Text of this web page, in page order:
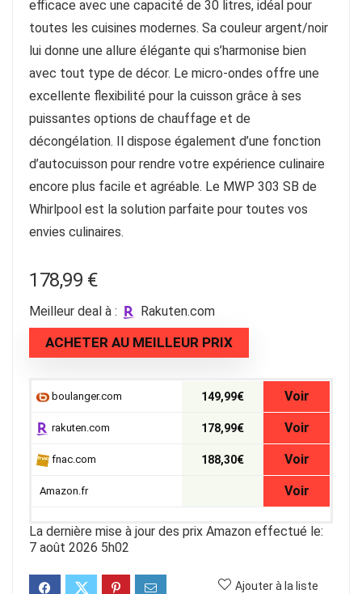
efficace avec une capacité de 30 litres, idéal pour
toutes les cuisines modernes. Sa couleur argent/noir
lui donne une allure élégante qui s’harmonise bien
avec tout type de décor. Le micro-ondes offre une
excellente flexibilité pour la cuisson grâce à ses
puissantes options de chauffage et de
décongélation. Il dispose également d’une fonction
d’autocuisson pour rendre votre expérience culinaire
encore plus facile et agréable. Le MWP 303 SB de
Whirlpool est la solution parfaite pour toutes vos
envies culinaires.
178,99 €
Meilleur deal à : rakuten.com
ACHETER AU MEILLEUR PRIX
boulanger.com 149,99€ Voir
rakuten.com 178,99€ Voir
fnac.com 188,30€ Voir
Amazon.fr Voir
La dernière mise à jour des prix Amazon effectué le:
7 août 2026 5h02
Ajouter à la liste